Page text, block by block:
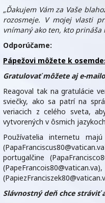
„Ďakujem Vám za Vaše
rozosmeje. V mojej vlasti
vnímaný ako ten, kto prináša
Odporúčame:
Pápežovi môžete k
Gratulovať môžete aj e-
Reagoval tak na gratulácie
sviečky, ako sa patrí na
veriacich z celého sveta,
vytvorených v ôsmich
Používatelia internetu
portugalčine
Slávnostný deň chce stráviť